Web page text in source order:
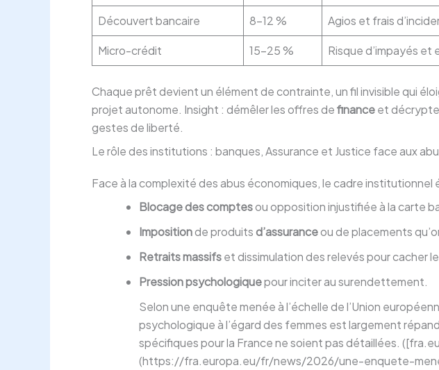
Découvert bancaire 8–12 % Agios et frais
Micro-crédit 15–25 % Risque d’impayés et
Chaque prêt devient un élément de contrainte, un fil invisible qui
projet autonome. Insight : démêler les offres definanceet
gestes de liberté.
Le rôle des institutions : banques, Assurance et Justice face aux
Face à la complexité des abus économiques, le cadre institutionnel
Blocage des comptesou opposition injustifiée à la carte
Impositionde produitsd’assuranceou de placements
Retraits massifset dissimulation des relevés pour cacher
Pression psychologiquepour inciter au surendettement.
Selon une enquête menée à l’échelle de l’Union
psychologique à l’égard des femmes est largement
spécifiques pour la France ne soient pas détaillées.
(https://fra.europa.eu/fr/news/2026/une-enquete-